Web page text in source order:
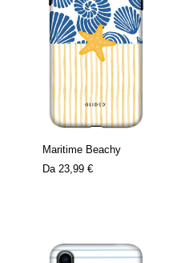
Maritime Beachy
Da 23,99 €